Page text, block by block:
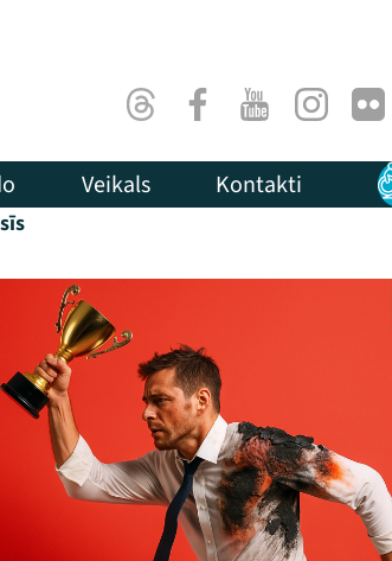
ThreadsFacebookYoutubeInstagram
Flick
Veikals Kontakti